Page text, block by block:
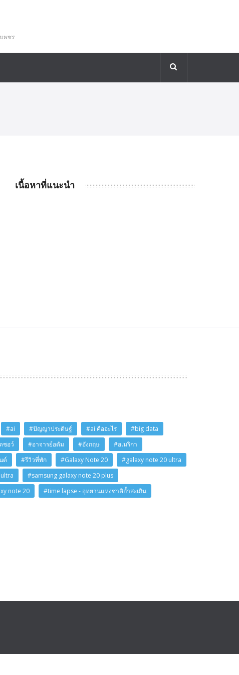
พชร
เนื้อหาที่แนะนำ
#ai #ปัญญาประดิษฐ์ #ai คืออะไร
#big data
ชอว์ #อาจารย์อดัม #อังกฤษ
#อเมริกา
ต์ #รีวิวที่พัก #Galaxy Note 20
#galaxy note 20 ultra
#samsung galaxy note 20 plus
note 20
#time lapse - อุทยานแห่งชาติถ้ำสะเกิน